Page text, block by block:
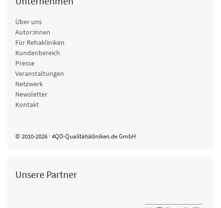
Über uns
Autor:innen
Für Rehakliniken
Kundenbereich
Presse
Veranstaltungen
Netzwerk
Newsletter
Kontakt
© 2010-2026 · 4QD-Qualitätskliniken.de GmbH
Unsere Partner